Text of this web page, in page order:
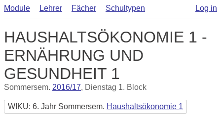
Module Lehrer Fächer Schultypen Log in
HAUSHALTSÖKONOMIE 1 -
ERNÄHRUNG UND
GESUNDHEIT 1
Sommersem. 2016/17, Dienstag 1. Block
WIKU: 6. Jahr Sommersem. Haushaltsökonomie 1